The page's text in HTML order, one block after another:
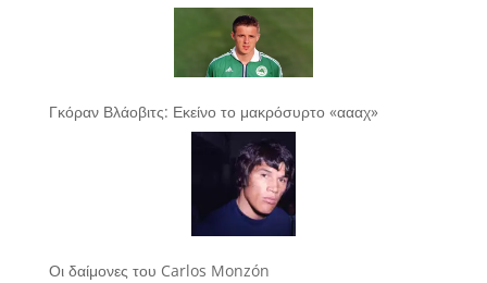
Γκόραν Βλάοβιτς: Εκείνο το μακρόσυρτο «αααχ»
Οι δαίμονες του Carlos Monzón